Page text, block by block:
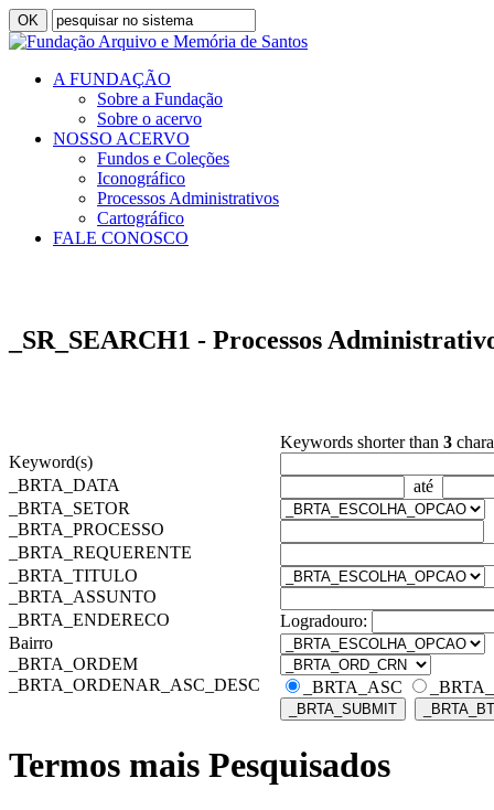
A FUNDAÇÃO
Sobre a Fundação
Sobre o acervo
NOSSO ACERVO
Fundos e Coleções
Iconográfico
Processos Administrativos
Cartográfico
FALE CONOSCO
_SR_SEARCH1 - Processos
Keywords shorter than 3
Keyword(s)
_BRTA_DATA
até
_BRTA_SETOR
_BRTA_PROCESSO
_BRTA_REQUERENTE
_BRTA_TITULO
_BRTA_ASSUNTO
_BRTA_ENDERECO
Logradouro:
Bairro
_BRTA_ORDEM
_BRTA_ORDENAR_ASC_DESC
_BRTA_ASC
Termos mais Pesquisados